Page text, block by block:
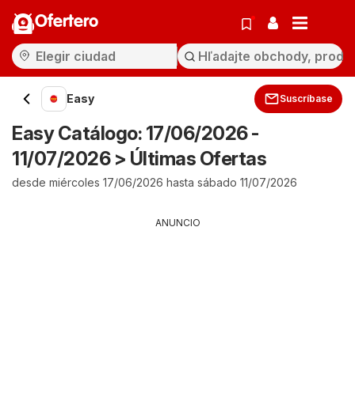
Ofertero
Easy Suscríbase
Easy Catálogo: 17/06/2026 -
11/07/2026 > Últimas Ofertas
desde miércoles 17/06/2026 hasta sábado 11/07/2026
ANUNCIO